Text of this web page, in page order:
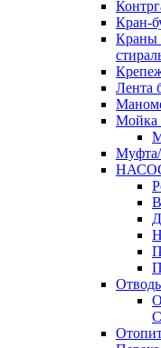
Кран-
Краны
Лента
Мойка
Муфта/